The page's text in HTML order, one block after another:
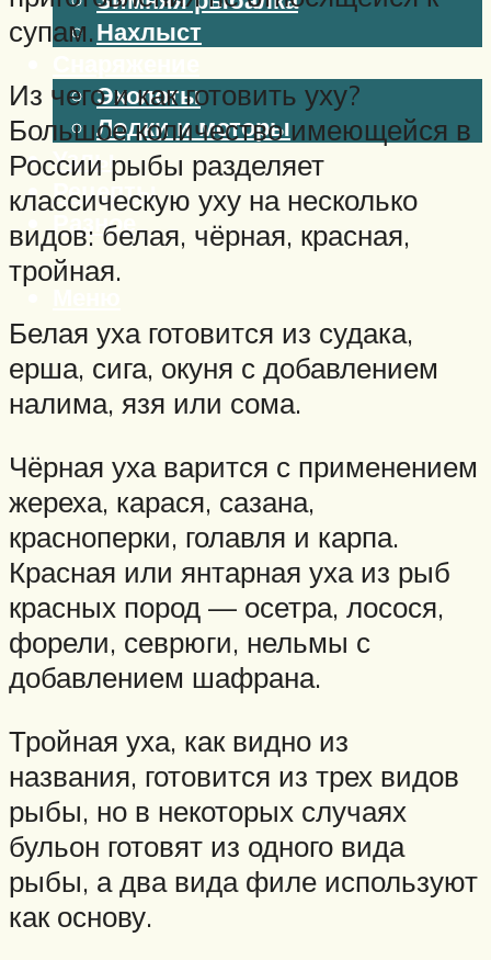
Нахлыст
Эхолоты
Лодки и моторы
Узлы
Рецепты
Разное
супам.
Из чего и как готовить уху?
Большое количество имеющейся в
России рыбы разделяет
классическую уху на несколько
видов: белая, чёрная, красная,
тройная.
Белая уха готовится из судака,
ерша, сига, окуня с добавлением
налима, язя или сома.
Чёрная уха варится с применением
жереха, карася, сазана,
красноперки, голавля и карпа.
Красная или янтарная уха из рыб
красных пород — осетра, лосося,
форели, севрюги, нельмы с
добавлением шафрана.
Тройная уха, как видно из
названия, готовится из трех видов
рыбы, но в некоторых случаях
бульон готовят из одного вида
рыбы, а два вида филе используют
как основу.